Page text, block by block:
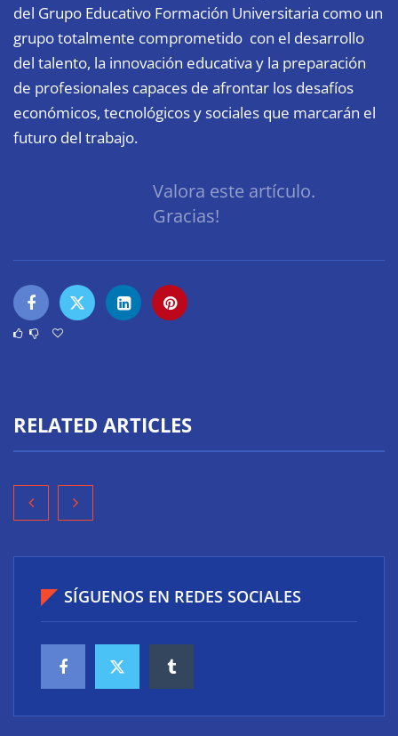
del Grupo Educativo Formación Universitaria como un
grupo totalmente comprometido con el desarrollo
del talento, la innovación educativa y la preparación
de profesionales capaces de afrontar los desafíos
económicos, tecnológicos y sociales que marcarán el
futuro del trabajo.
Valora este artículo.
Gracias!
RELATED ARTICLES
SÍGUENOS EN REDES SOCIALES